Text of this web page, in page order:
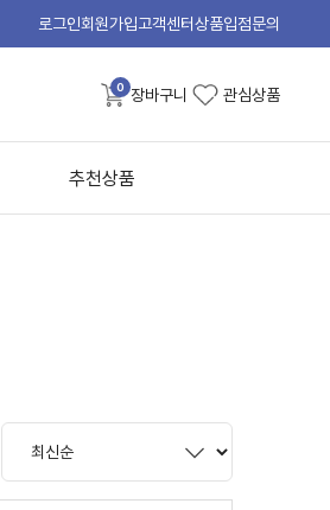
로그인회원가입고객센터상품입점문의
0 장바구니 관심상품
추천상품